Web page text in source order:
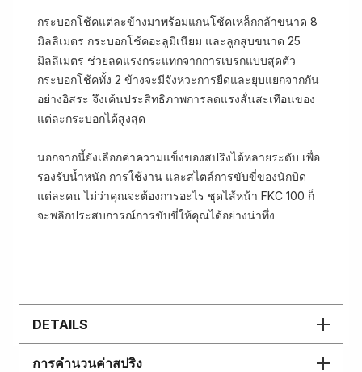
กระบอกโช้คแต่ละข้างมาพร้อมแกนโช้คเหล็กกล้าขนาด 8
มิลลิเมตร กระบอกโช้คอะลูมิเนียม และลูกสูบขนาด 25
มิลลิเมตร ช่วยลดแรงกระแทกจากการเบรกแบบสุดตัว
กระบอกโช้คทั้ง 2 ข้างจะมีจังหวะการยืดและยุบแยกจากกัน
อย่างอิสระ จึงเค้นประสิทธิภาพการลดแรงสั่นสะเทือนของ
แต่ละกระบอกได้สูงสุด
นอกจากนี้ยังเลือกค่าความแข็งของสปริงได้หลายระดับ เพื่อ
รองรับน้ำหนัก การใช้งาน และสไตล์การขับขี่ของนักบิด
แต่ละคน ไม่ว่าคุณจะต้องการอะไร ชุดไส้หน้า FKC 100 ก็
จะพลิกประสบการณ์การขับขี่ให้คุณได้อย่างน่าทึ่ง
DETAILS
การคำนวนค่าสปริง